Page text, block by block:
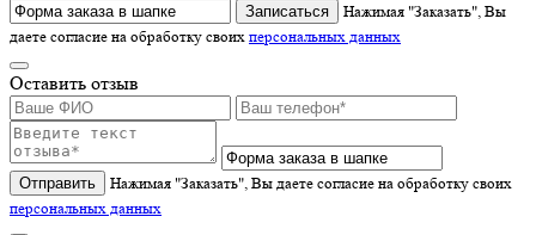
Записаться
Нажимая "Заказать", Вы
даете согласие на обработку своих персональных данных
Оставить отзыв
Отправить
Нажимая "Заказать", Вы даете согласие на обработку своих
персональных данных